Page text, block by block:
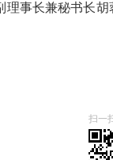
事长兼秘书长
扫一